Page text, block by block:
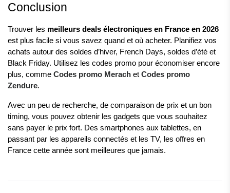
Conclusion
Trouver les meilleurs deals électroniques en France en 2026
est plus facile si vous savez quand et où acheter. Planifiez vos
achats autour des soldes d’hiver, French Days, soldes d’été et
Black Friday. Utilisez les codes promo pour économiser encore
plus, comme Codes promo Merach et Codes promo
Zendure.
Avec un peu de recherche, de comparaison de prix et un bon
timing, vous pouvez obtenir les gadgets que vous souhaitez
sans payer le prix fort. Des smartphones aux tablettes, en
passant par les appareils connectés et les TV, les offres en
France cette année sont meilleures que jamais.